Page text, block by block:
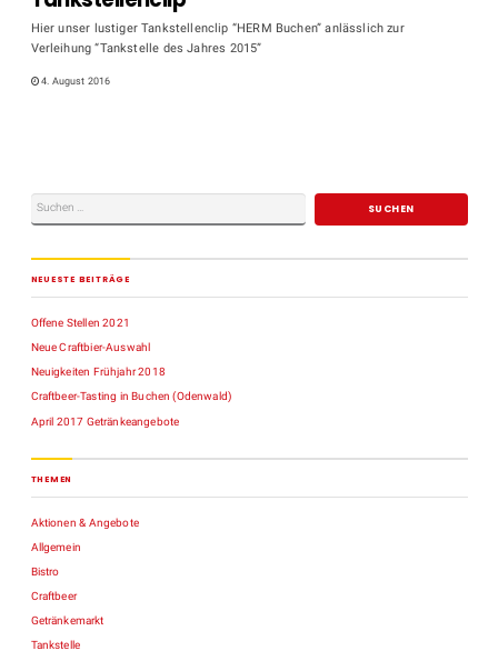
Hier unser lustiger Tankstellenclip “HERM Buchen” anlässlich zur
Verleihung “Tankstelle des Jahres 2015”
4. August 2016
NEUESTE BEITRÄGE
Offene Stellen 2021
Neue Craftbier-Auswahl
Neuigkeiten Frühjahr 2018
Craftbeer-Tasting in Buchen (Odenwald)
April 2017 Getränkeangebote
THEMEN
Aktionen & Angebote
Allgemein
Bistro
Craftbeer
Getränkemarkt
Tankstelle